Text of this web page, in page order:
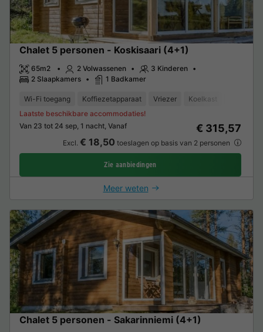
Chalet 5 personen - Koskisaari (4+1)
65m2 2 Volwassenen
3 Kinderen
2 Slaapkamers
1 Badkamer
Wi-Fi toegang Koffiezetapparaat Vriezer Koelkast
Van 23 tot 24 sep, 1 nacht, Vanaf
Laatste beschikbare accommodaties!
€ 315,57
Excl. € 18,50 toeslagen op basis van 2 personen
Zie aanbiedingen
Meer weten
Chalet 5 personen - Sakarinniemi (4+1)